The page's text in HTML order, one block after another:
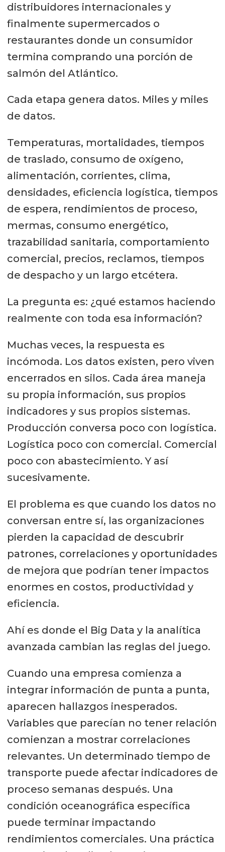
distribuidores internacionales y
finalmente supermercados o
restaurantes donde un consumidor
termina comprando una porción de
salmón del Atlántico.
Cada etapa genera datos. Miles y miles
de datos.
Temperaturas, mortalidades, tiempos
de traslado, consumo de oxígeno,
alimentación, corrientes, clima,
densidades, eficiencia logística, tiempos
de espera, rendimientos de proceso,
mermas, consumo energético,
trazabilidad sanitaria, comportamiento
comercial, precios, reclamos, tiempos
de despacho y un largo etcétera.
La pregunta es: ¿qué estamos haciendo
realmente con toda esa información?
Muchas veces, la respuesta es
incómoda. Los datos existen, pero viven
encerrados en silos. Cada área maneja
su propia información, sus propios
indicadores y sus propios sistemas.
Producción conversa poco con logística.
Logística poco con comercial. Comercial
poco con abastecimiento. Y así
sucesivamente.
El problema es que cuando los datos no
conversan entre sí, las organizaciones
pierden la capacidad de descubrir
patrones, correlaciones y oportunidades
de mejora que podrían tener impactos
enormes en costos, productividad y
eficiencia.
Ahí es donde el Big Data y la analítica
avanzada cambian las reglas del juego.
Cuando una empresa comienza a
integrar información de punta a punta,
aparecen hallazgos inesperados.
Variables que parecían no tener relación
comienzan a mostrar correlaciones
relevantes. Un determinado tiempo de
transporte puede afectar indicadores de
proceso semanas después. Una
condición oceanográfica específica
puede terminar impactando
rendimientos comerciales. Una práctica